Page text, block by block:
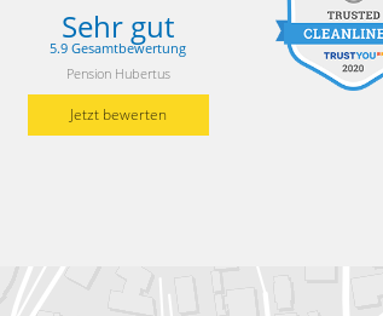
Sehr gut
5.9 Gesamtbewertung
Pension Hubertus
Jetzt bewerten